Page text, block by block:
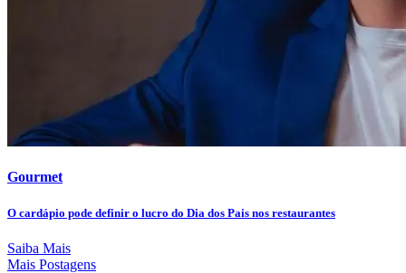
Gourmet
O cardápio pode definir o lucro do Dia dos Pais nos restaurantes
Saiba Mais
Mais Postagens